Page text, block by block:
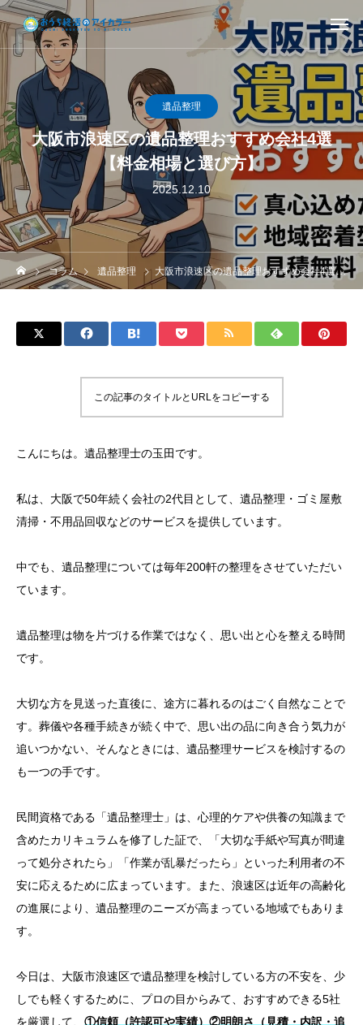
遺品整理
大阪市浪速区の遺品整理おすすめ会社4選
【料金相場と選び方】
2025.12.10
コラム 遺品整理 大阪市浪速区の遺品整理おすすめ会社4選【料金相場と選び方】
この記事のタイトルとURLをコピーする
こんにちは。遺品整理士の玉田です。
私は、大阪で50年続く会社の2代目として、遺品整理・ゴミ屋敷
清掃・不用品回収などのサービスを提供しています。
中でも、遺品整理については毎年200軒の整理をさせていただい
ています。
遺品整理は物を片づける作業ではなく、思い出と心を整える時間
です。
大切な方を見送った直後に、途方に暮れるのはごく自然なことで
す。葬儀や各種手続きが続く中で、思い出の品に向き合う気力が
追いつかない、そんなときには、遺品整理サービスを検討するの
も一つの手です。
民間資格である「遺品整理士」は、心理的ケアや供養の知識まで
含めたカリキュラムを修了した証で、「大切な手紙や写真が間違
って処分されたら」「作業が乱暴だったら」といった利用者の不
安に応えるために広まっています。また、浪速区は近年の高齢化
の進展により、遺品整理のニーズが高まっている地域でもありま
す。
今日は、大阪市浪速区で遺品整理を検討している方の不安を、少
しでも軽くするために、プロの目からみて、おすすめできる5社
を厳選して、 ①信頼（許認可や実績）②明朗さ（見積・内訳・追